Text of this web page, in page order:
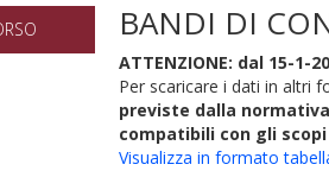
BANDI DI
ATTENZIONE: dal 15-
Per scaricare i dati in altri
previste dalla
compatibili con gli
Visualizza in formato